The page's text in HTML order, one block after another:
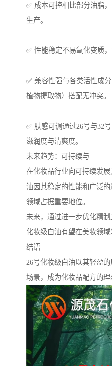
✅ 成本可控相比部分油脂
生产。
✅ 性能稳定不易氧化变质
✅ 兼容性强与各类活性成
植物提取物）搭配无冲突。
✅ 肤感可调通过26号与32
滋润度与清爽度。
未来趋势：可持续与
在化妆品行业向可持续发
油因其稳定的性能和广泛
领域占据重要地位。
未来，通过进一步优化精制
化妆级白油有望在美妆领域
结语
26号化妆级白油以其轻盈
场景，成为化妆品配方的理